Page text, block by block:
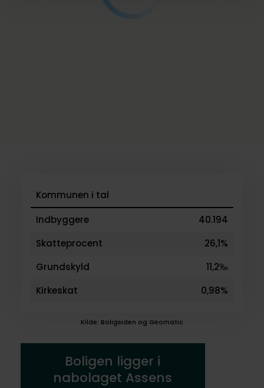
Kommunen i tal
Indbyggere
40.194
Skatteprocent
26,1%
Grundskyld
11,2‰
Kirkeskat
0,98%
Kilde: Boligsiden og Geomatic
Boligen ligger i
nabolaget Assens